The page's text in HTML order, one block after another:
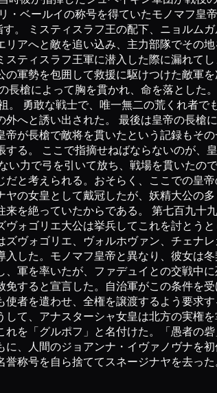
ベールイの称号を得ていたモノマフ皇
ミスティスラフ王の配下、ニョルム
アへと敵を追い込み、主力部隊でその
ティスラフ王軍に潜入した際に漏れて
軍勢を包囲して救援に駆けつけた敵軍
槍によって胸を貫かれ、命を落とし
勇敢な戦士で、唯一無二の荒くれ者
へと誘い出された。 最後は皇帝の長
が長槍で敵将を貫いたという記録もそ
る。 ここで指摘せねばならないのが
い力で弓を引いて放ち、戦場を貫いた
と考えられる。おそらく、ここでの
の女皇として戴冠したが、妖精大公の
を絶っていたからである。 第七百九
ォゴリエ大公は挙兵してこれを討とう
ヴォゴリエ、ヴォルホヴァン、チェナ
した。モノマフ皇帝と異なり、彼女は
軍を率いたが、ファデュイとの交戦中
すると宣言した。自治軍がこの条件を
者を遣わせ、全権を譲渡するよう要求
て、アナスターシャ女皇は北方の実権
を「グルポフ」と名付けた。「愚者の
、人間のジョアンナ・イヴァノヴナを
誉称号を自ら捨ててスネージナヤを去っ